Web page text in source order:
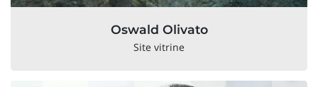
Oswald Olivato
Site vitrine